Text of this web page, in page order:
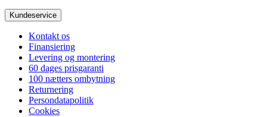
Kundeservice
Kontakt os
Finansiering
Levering og montering
60 dages prisgaranti
100 nætters ombytning
Returnering
Persondatapolitik
Cookies